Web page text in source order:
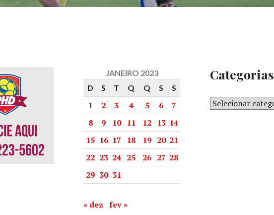
JANEIRO 2023
D
S T Q Q S S
1 2 3 4 5 6
7
8
9 10 11 12 13 14
15 16 17 18 19 20 21
22 23 24 25 26 27 28
29 30 31
« dez fev »
Categorias